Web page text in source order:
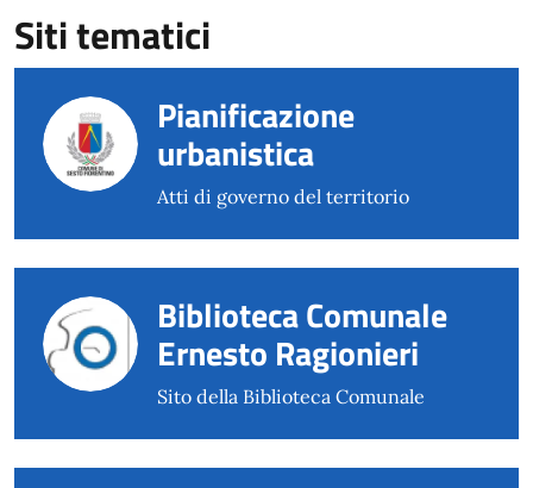
Siti tematici
Pianificazione
urbanistica
Atti di governo del territorio
Biblioteca Comunale
Ernesto Ragionieri
Sito della Biblioteca Comunale